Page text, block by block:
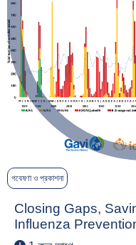
গবেষণা ও প্রকাশনা
Closing Gaps,
Influenza